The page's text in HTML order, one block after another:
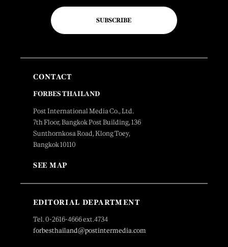
SUBSCRIBE
CONTACT
FORBES THAILAND
Post International Media Co., Ltd.
7th Floor, Bangkok Post Building, 136
Sunthornkosa Road, Klong Toey,
Bangkok 10110
SEE MAP
EDITORIAL DEPARTMENT
Tel. 0-2616-4666 ext.4734
forbesthailand@postintermedia.com